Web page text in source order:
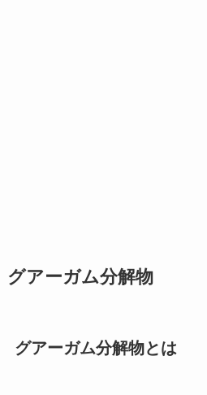
グアーガム分解物
グアーガム分解物とは